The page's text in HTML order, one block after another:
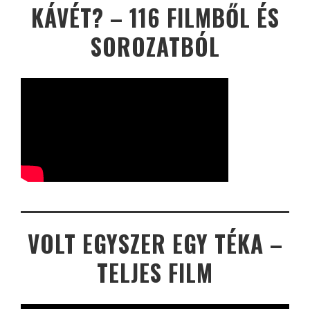
KÁVÉT? – 116 FILMBŐL ÉS
SOROZATBÓL
VOLT EGYSZER EGY TÉKA –
TELJES FILM